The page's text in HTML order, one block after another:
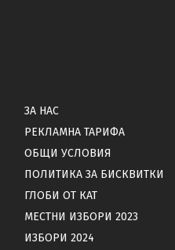
ЗА НАС
РЕКЛАМНА ТАРИФА
ОБЩИ УСЛОВИЯ
ПОЛИТИКА ЗА БИСКВИТКИ
ГЛОБИ ОТ КАТ
МЕСТНИ ИЗБОРИ 2023
ИЗБОРИ 2024